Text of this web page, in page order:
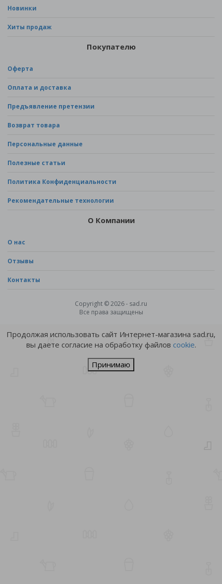
Новинки
Хиты продаж
Покупателю
Оферта
Оплата и доставка
Предъявление претензии
Возврат товара
Персональные данные
Полезные статьи
Политика Конфиденциальности
Рекомендательные технологии
О Компании
О нас
Отзывы
Контакты
Copyright © 2026 - sad.ru
Все права защищены
Продолжая использовать сайт Интернет-магазина sad.ru,
вы даете согласие на обработку файлов cookie.
Принимаю